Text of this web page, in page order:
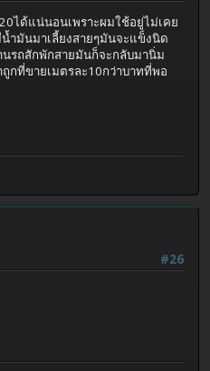
ได้แน่นอนเพราะผมใช้อยู่ไม่เคย
มันมาเลี้ยงสายๆมันจะแข็งนิด
รถสักพักสายมันก็จะกลับมานิ่ม
กที่ขายเมตรละ10กว่าบาทที่พอ
#26